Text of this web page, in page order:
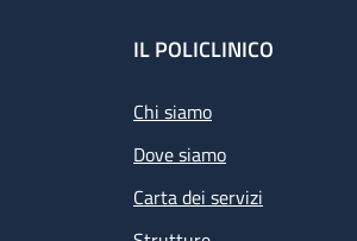
Footer
IL POLICLINICO
Chi siamo
Dove siamo
Carta dei servizi